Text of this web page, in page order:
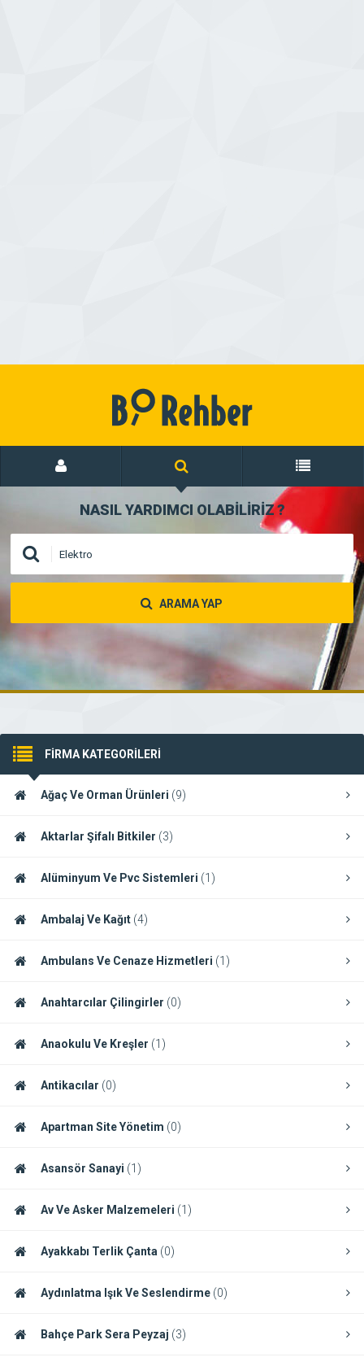
NASIL YARDIMCI OLABİLİRİZ?
ARAMA YAP
FİRMA KATEGORİLERİ
Ağaç Ve Orman Ürünleri (9)
Aktarlar Şifalı Bitkiler (3)
Alüminyum Ve Pvc Sistemleri (1)
Ambalaj Ve Kağıt (4)
Ambulans Ve Cenaze Hizmetleri (1)
Anahtarcılar Çilingirler (0)
Anaokulu Ve Kreşler (1)
Antikacılar (0)
Apartman Site Yönetim (0)
Asansör Sanayi (1)
Av Ve Asker Malzemeleri (1)
Ayakkabı Terlik Çanta (0)
Aydınlatma Işık Ve Seslendirme (0)
Bahçe Park Sera Peyzaj (3)